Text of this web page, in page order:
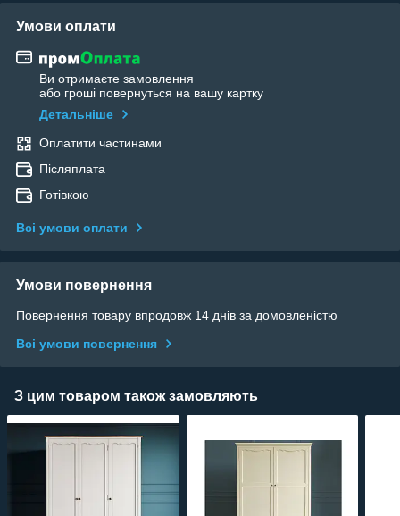
Умови оплати
Ви отримаєте замовлення
або гроші повернуться на вашу картку
Детальніше
Оплатити частинами
Післяплата
Готівкою
Всі умови оплати
Умови повернення
Повернення товару впродовж 14 днів за домовленістю
Всі умови повернення
З цим товаром також замовляють